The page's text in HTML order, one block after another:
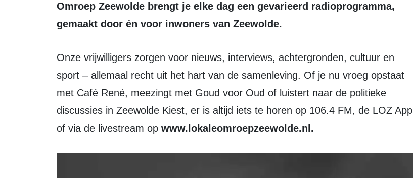
Omroep Zeewolde brengt je elke dag een gevarieerd radioprogramma,
gemaakt door én voor inwoners van Zeewolde.
Onze vrijwilligers zorgen voor nieuws, interviews, achtergronden, cultuur en
sport – allemaal recht uit het hart van de samenleving. Of je nu vroeg opstaat
met Café René, meezingt met Goud voor Oud of luistert naar de politieke
discussies in Zeewolde Kiest, er is altijd iets te horen op 106.4 FM, de LOZ App
of via de livestream op www.lokaleomroepzeewolde.nl.